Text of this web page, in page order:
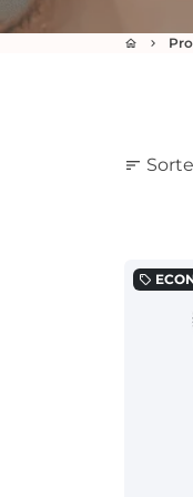
home keyboard_arrow_right
sort
local_offer